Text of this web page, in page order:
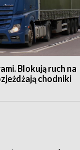
Blokują ruch na
chodniki